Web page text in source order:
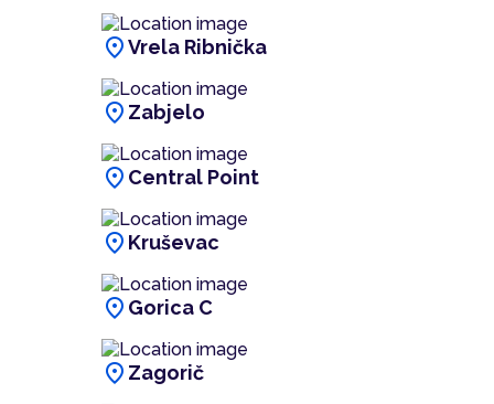
location_onVrela Ribnička
location_on Zabjelo
location_on Central Point
location_on Kruševac
location_on Gorica C
location_on Zagorič